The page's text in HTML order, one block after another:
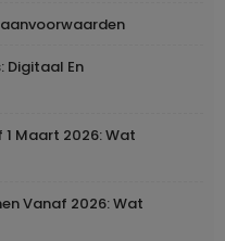
Digitaal En
Maart 2026: Wat
Vanaf 2026: Wat